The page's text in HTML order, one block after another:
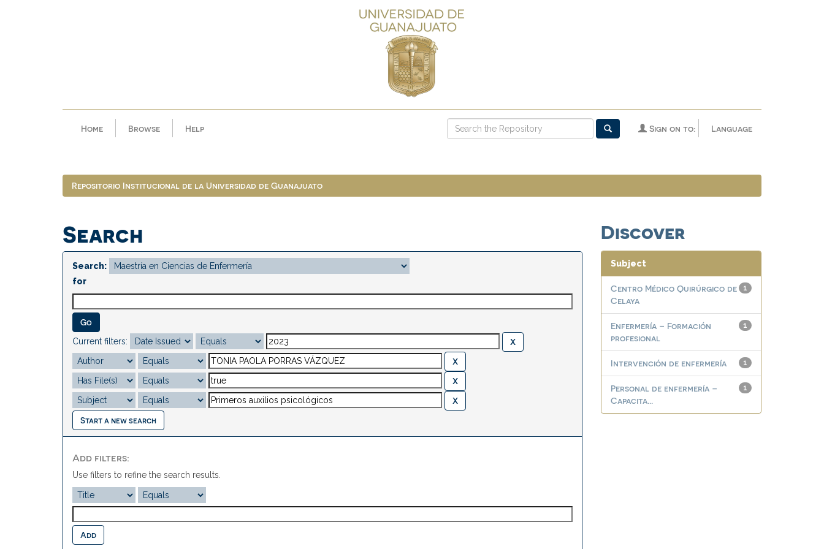
Home Browse Help Language
Sign on to:
Repositorio Institucional de la Universidad de Guanajuato
Search
Search:
for
Current filters:
Start a new search
Add filters:
Use filters to refine the search results.
Discover
Subject
1
Centro Médico Quirúrgico de
Celaya
1
Enfermería – Formación
profesional
1
Intervención de enfermería
1
Personal de enfermería –
Capacita...